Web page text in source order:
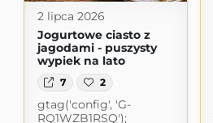
2 lipca 2026
Jogurtowe ciasto z
jagodami - puszysty
wypiek na lato
7 2
gtag('config', 'G-
RQ1WZB1RSQ');